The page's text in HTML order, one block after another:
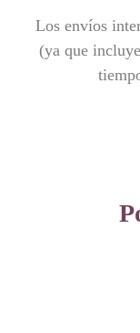
Los envíos
(ya que